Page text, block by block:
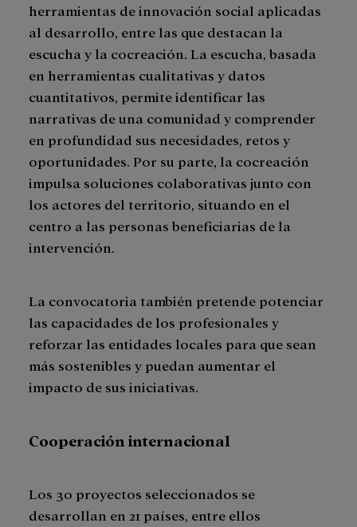
herramientas de innovación social aplicadas
al desarrollo, entre las que destacan la
escucha y la cocreación. La escucha, basada
en herramientas cualitativas y datos
cuantitativos, permite identificar las
narrativas de una comunidad y comprender
en profundidad sus necesidades, retos y
oportunidades. Por su parte, la cocreación
impulsa soluciones colaborativas junto con
los actores del territorio, situando en el
centro a las personas beneficiarias de la
intervención.
La convocatoria también pretende potenciar
las capacidades de los profesionales y
reforzar las entidades locales para que sean
más sostenibles y puedan aumentar el
impacto de sus iniciativas.
Cooperación internacional
Los 30 proyectos seleccionados se
desarrollan en 21 países, entre ellos